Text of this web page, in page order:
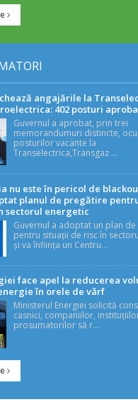
angajările la
402 posturi
Guvernul a aprobat, prin trei
memorandumuri distincte,
posturilor vacante la
Transelectrica,Transgaz ...
nu este în pericol de
planul de pregătire
sectorul energetic
Guvernul a adoptat un plan
pentru situații de risc în
și va înființa un Centru...
face apel la reducerea
în orele de vârf
Ministerul Energiei solicită
casnici, companiilor,
prosumatorilor să r...